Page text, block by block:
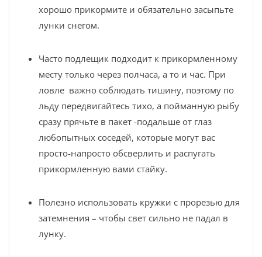
хорошо прикормите и обязательно засыпьте
лунки снегом.
Часто подлещик подходит к прикормленному
месту только через полчаса, а то и час. При
ловле важно соблюдать тишину, поэтому по
льду передвигайтесь тихо, а пойманную рыбу
сразу прячьте в пакет -подальше от глаз
любопытных соседей, которые могут вас
просто-напросто обсверлить и распугать
прикормленную вами стайку.
Полезно использовать кружки с прорезью для
затемнения – чтобы свет сильно не падал в
лунку.